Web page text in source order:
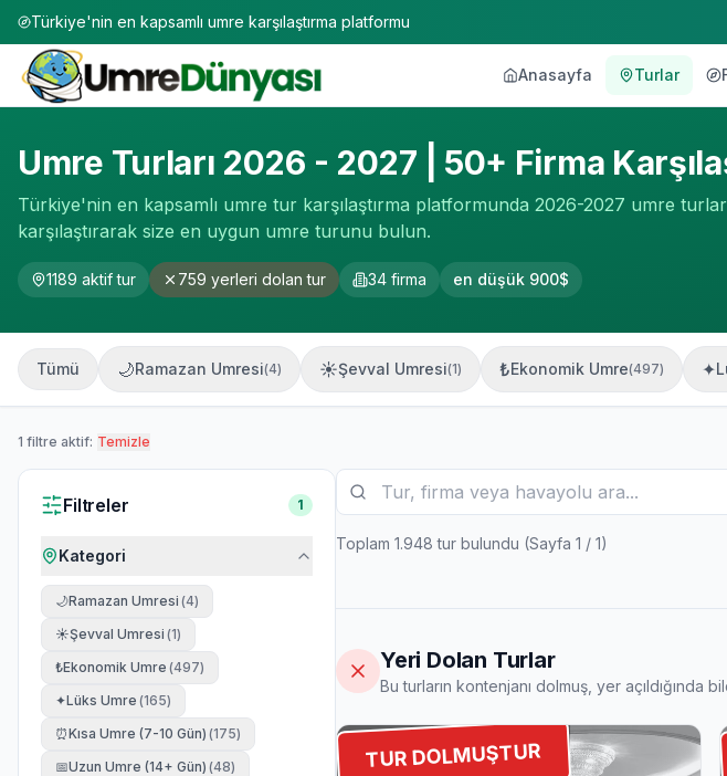
Türkiye'nin en kapsamlı umre karşılaştırma platformu
Anasayfa Turlar
Umre Turları 2026 - 2027 | 50+ Firma
Türkiye'nin en kapsamlı umre tur karşılaştırma platformunda 2026-2027 umre
karşılaştırarak size en uygun umre turunu bulun.
1189 aktif tur 759 yerleri dolan tur 34 firma en düşük 900$
Tümü 🌙Ramazan Umresi(4) ☀️Şevval Umresi(1) ₺Ekonomik Umre(497) ✦
1 filtre aktif: Temizle
Filtreler 1
Kategori
🌙Ramazan Umresi (4)
☀️Şevval Umresi (1)
₺Ekonomik Umre (497)
✦Lüks Umre (165)
⏰Kısa Umre (7-10 Gün) (175)
📅Uzun Umre (14+ Gün) (48)
Toplam 1.948 tur bulundu (Sayfa 1 / 1)
Yeri Dolan Turlar
Bu turların kontenjanı dolmuş, yer açıldığında
TUR DOLMUŞTUR